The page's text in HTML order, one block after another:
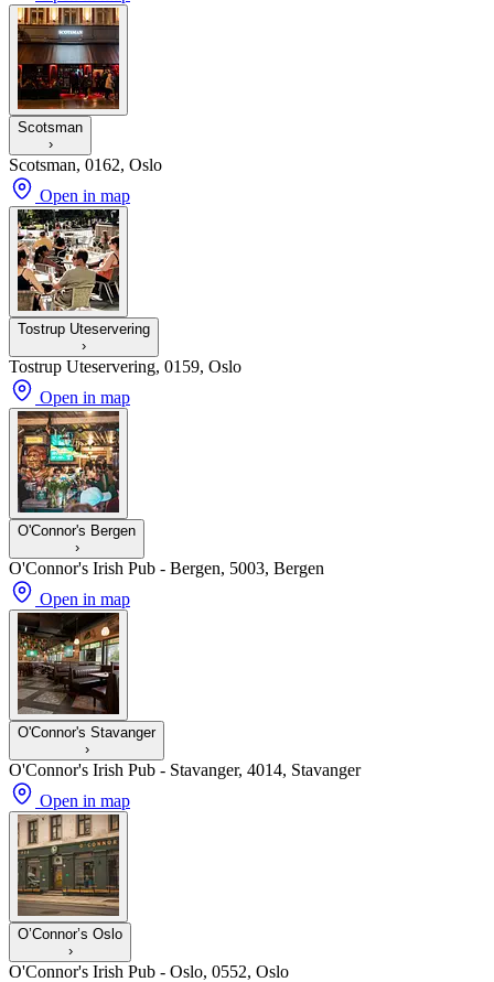
Scotsman
›
Scotsman, 0162, Oslo
Open in map
Tostrup Uteservering
›
Tostrup Uteservering, 0159, Oslo
Open in map
O'Connor's Bergen
›
O'Connor's Irish Pub - Bergen, 5003, Bergen
Open in map
O'Connor's Stavanger
›
O'Connor's Irish Pub - Stavanger, 4014, Stavanger
Open in map
O’Connor’s Oslo
›
O'Connor's Irish Pub - Oslo, 0552, Oslo